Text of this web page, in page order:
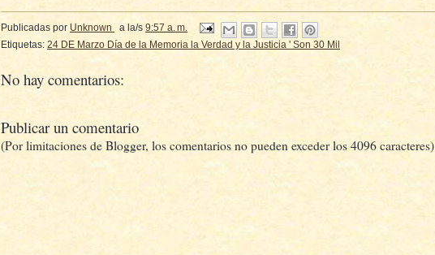
Publicadas por Unknown a la/s 9:57 a. m.
Etiquetas: 24 DE Marzo Día de la Memoria la Verdad y la Justicia ' Son 30 Mil
No hay comentarios:
Publicar un comentario
(Por limitaciones de Blogger, los comentarios no pueden exceder los 4096 caracteres)